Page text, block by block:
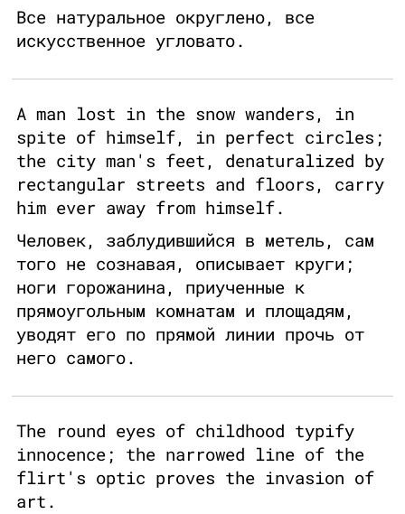
Все натуральное округлено, все
искусственное угловато.
A man lost in the snow wanders, in
spite of himself, in perfect circles;
the city man's feet, denaturalized by
rectangular streets and floors, carry
him ever away from himself.
Человек, заблудившийся в метель, сам
того не сознавая, описывает круги;
ноги горожанина, приученные к
прямоугольным комнатам и площадям,
уводят его по прямой линии прочь от
него самого.
The round eyes of childhood typify
innocence; the narrowed line of the
flirt's optic proves the invasion of
art.